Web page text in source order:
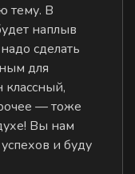
тему. В
наплыв
сделать
для
— тоже
Вы нам
и буду